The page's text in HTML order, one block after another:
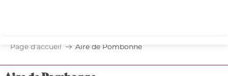
principal
Page d’accueil Aire de Pombonne